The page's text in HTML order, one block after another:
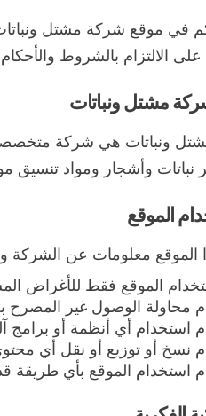
الالتزام بالشروط
ونباتات هي شركة متخصصة
نباتات وأشجار ومواد تنسيق
الموقع معلومات عن الشركة
الموقع فقط للأغراض
محاولة الوصول غير المصرح
استخدام أي أنظمة أو برامج
نسخ أو توزيع أو نقل أي
استخدام الموقع بأي طريقة